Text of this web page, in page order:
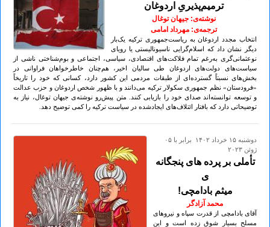
ترمیم‌پذیریِ اردوغان
نوشته‌ی: جیهان توغال
ترجمه‌ی: مهرداد امامی
انتخاب مجدد اردوغان به ریاست‌جمهوری ترکیه یک‌بار
دیگر نشان داد که اسلام‌گرایی ناسیونالیستی یا رویای
نوعثمانی‌گری به‌رغم تمام فلاکت‌های اقتصادی، سیاسی، اجتماعی و بوم‌شناختی ناشی از
سیاست‌های دولت‌های اردوغان طی سالیان اخیر، هم‌چنان خاطرخواهان فراوانی در
بخش‌های نسبتاً گسترده‌ای از طبقات مردمی این کشور دارد، کسانی که خود را تاریخاً
«فرودستان» نظم جمهوری سکولار ترکیه می‌دانند و با ظهور شخص اردوغان و حزب عدالت
و توسعه توانسته‌اند صدای خود را بازیابی کنند. متن پیش‌رو نوشته‌ی جیهان توغال، نیاز به
توضیحاتی دارد که بافتار ائتلاف‌های ایجادشده در سیاست ترکیه را کمی توضیح دهد.
دوشنبه ۱۵ خرداد ۱۴۰۲ برابر با ۰۵
ژوئن ۲۰۲۳
تأملی بر پرده های پنجگانه
ی
میثم بادامچی!
محمد آزادگر
آقای بادامچی از قدرت سپاه و نیروهای
مسلح بسیار شوق زده است و این